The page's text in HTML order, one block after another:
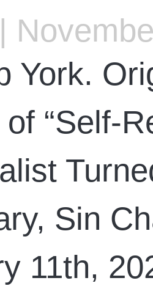
|
York.
“Self-
Sin
11th,